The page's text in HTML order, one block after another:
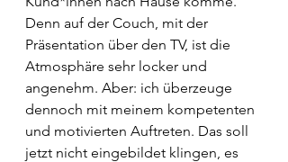
Denn auf der Couch, mit der
Präsentation über den TV, ist die
Atmosphäre sehr locker und
angenehm. Aber: ich überzeuge
dennoch mit meinem kompetenten
und motivierten Auftreten. Das soll
jetzt nicht eingebildet klingen, es